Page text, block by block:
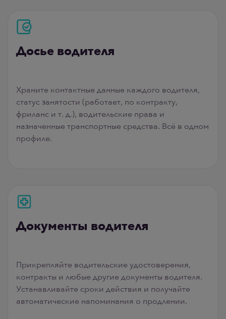
Досье водителя
Храните контактные данные каждого водителя,
статус занятости (работает, по контракту,
фриланс и т. д.), водительские права и
назначенные транспортные средства. Всё в одном
профиле.
Документы водителя
Прикрепляйте водительские удостоверения,
контракты и любые другие документы водителя.
Устанавливайте сроки действия и получайте
автоматические напоминания о продлении.